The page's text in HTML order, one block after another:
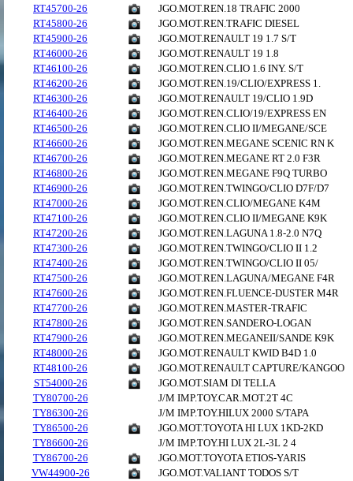
RT45700-26
JGO.MOT.REN.18 TRAFIC 2000
RT45800-26
JGO.MOT.REN.TRAFIC DIESEL
RT45900-26
JGO.MOT.RENAULT 19 1.7 S/T
RT46000-26
JGO.MOT.RENAULT 19 1.8
RT46100-26
JGO.MOT.REN.CLIO 1.6 INY. S/T
RT46200-26
JGO.MOT.REN.19/CLIO/EXPRESS 1.
RT46300-26
JGO.MOT.RENAULT 19/CLIO 1.9D
RT46400-26
JGO.MOT.REN.CLIO/19/EXPRESS EN
RT46500-26
JGO.MOT.REN.CLIO II/MEGANE/SCE
RT46600-26
JGO.MOT.REN.MEGANE SCENIC RN K
RT46700-26
JGO.MOT.REN.MEGANE RT 2.0 F3R
RT46800-26
JGO.MOT.REN.MEGANE F9Q TURBO
RT46900-26
JGO.MOT.REN.TWINGO/CLIO D7F/D7
RT47000-26
JGO.MOT.REN.CLIO/MEGANE K4M
RT47100-26
JGO.MOT.REN.CLIO II/MEGANE K9K
RT47200-26
JGO.MOT.REN.LAGUNA 1.8-2.0 N7Q
RT47300-26
JGO.MOT.REN.TWINGO/CLIO II 1.2
RT47400-26
JGO.MOT.REN.TWINGO/CLIO II 05/
RT47500-26
JGO.MOT.REN.LAGUNA/MEGANE F4R
RT47600-26
JGO.MOT.REN.FLUENCE-DUSTER M4R
RT47700-26
JGO.MOT.REN.MASTER-TRAFIC
RT47800-26
JGO.MOT.REN.SANDERO-LOGAN
RT47900-26
JGO.MOT.REN.MEGANEII/SANDE K9K
RT48000-26
JGO.MOT.RENAULT KWID B4D 1.0
RT48100-26
JGO.MOT.RENAULT CAPTURE/KANGOO
ST54000-26
JGO.MOT.SIAM DI TELLA
TY80700-26
J/M IMP.TOY.CAR.MOT.2T 4C
TY86300-26
J/M IMP.TOY.HILUX 2000 S/TAPA
TY86500-26
JGO.MOT.TOYOTA HI LUX 1KD-2KD
TY86600-26
J/M IMP.TOY.HI LUX 2L-3L 2 4
TY86700-26
JGO.MOT.TOYOTA ETIOS-YARIS
VW44900-26
JGO.MOT.VALIANT TODOS S/T